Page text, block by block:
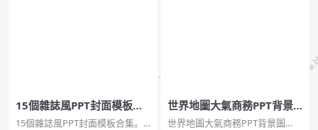
15個雜誌風PPT封面模板合
集
15個雜誌風PPT封面模板合集。
世界地圖大氣商務PPT背景
圖片
世界地圖大氣商務PPT背景圖